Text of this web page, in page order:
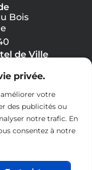
privée.
votre
des publicités ou
notre trafic. En
consentez à notre
Bois
de Ville
: